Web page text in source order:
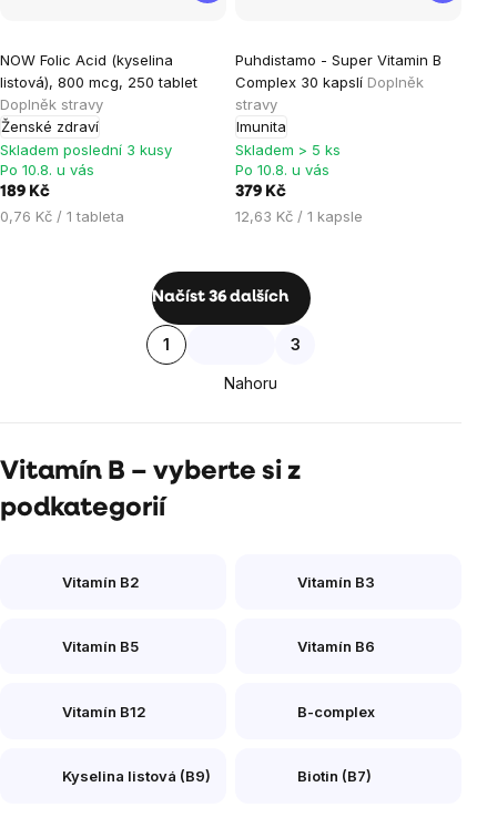
NOW Folic Acid (kyselina
listová), 800 mcg, 250 tablet
Doplněk stravy
Ženské zdraví
Skladem poslední 3 kusy
Po 10.8. u vás
189 Kč
Měrná
0,76 Kč / 1 tableta
Puhdistamo - Super Vitamin B
Complex 30 kapslí Doplněk
stravy
Imunita
hodnocení
produktu
je
5,0
z
5
hvězdiček.
Skladem > 5 ks
Po 10.8. u vás
379 Kč
Měrná
12,63 Kč / 1 kapsle
Ovládací
výpisu
Načíst 36 dalších
Stránkování
1 3
Nahoru
Vitamín B – vyberte si z
podkategorií
Vitamín B2 Vitamín B3
Vitamín B5 Vitamín B6
Vitamín B12 B-complex
Kyselina listová (B9) Biotin (B7)